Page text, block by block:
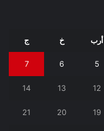
أرب خ ج
5
6
7
12
13
14
19
20
21